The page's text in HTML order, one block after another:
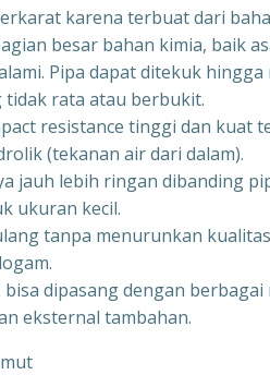
karena terbuat dari
besar bahan kimia, baik
Pipa dapat ditekuk
tidak rata atau berbukit.
resistance tinggi dan kuat
(tekanan air dari dalam).
jauh lebih ringan dibanding
ukuran kecil.
tanpa menurunkan
dipasang dengan
eksternal tambahan.